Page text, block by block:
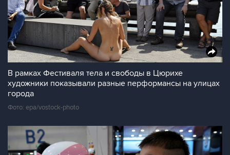
В рамках Фестиваля тела и свободы в Цюрихе
художники показывали разные перформансы на улицах
города
Фото: epa/vostock-photo